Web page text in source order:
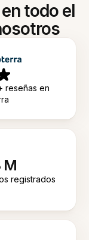
todo el
reseñas en
M
registrados